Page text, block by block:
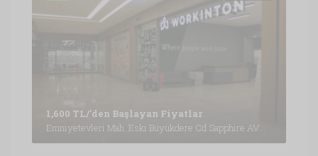
1,600 TL/'den Başlayan Fiyatlar
Emniyetevleri Mah. Eski Büyükdere Cd Sapphire AVM Kat:B4, İstanbul